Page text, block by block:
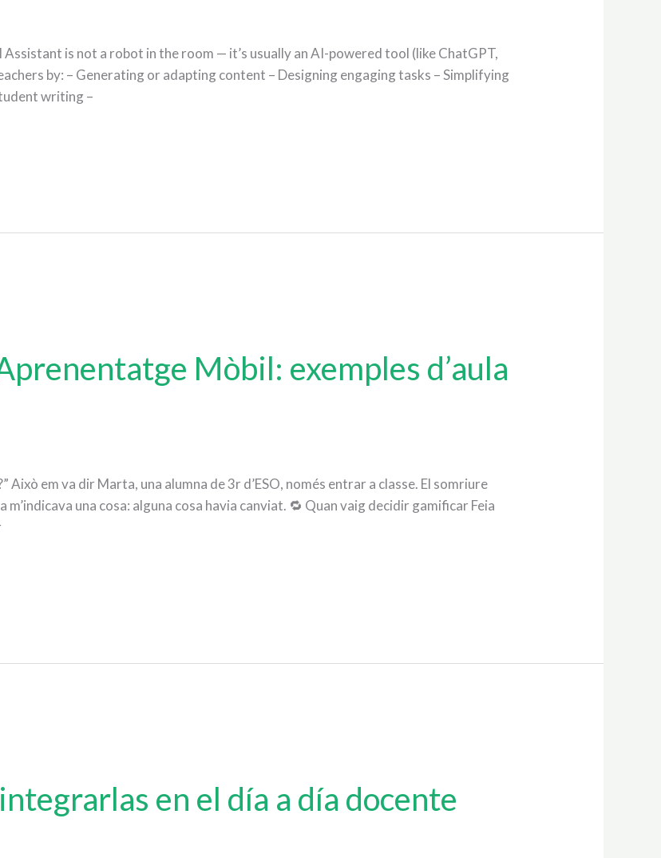
is not a robot in the room — it’s usually an AI-powered tool (like ChatGPT,
by: – Generating or adapting content – Designing engaging tasks – Simplifying
writing –
Mòbil: exemples d’aula
Això em va dir Marta, una alumna de 3r d’ESO, només entrar a classe. El somriure
m’indicava una cosa: alguna cosa havia canviat. 🔁 Quan vaig decidir gamificar Feia
en el día a día docente